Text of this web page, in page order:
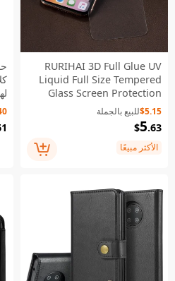
RURIHAI 3D Full Glue UV
Liquid Full Size Tempered
Glass Screen Protection
Film for iPhone (2019) 6.1
inch / XR 6.1 inch (Works
with UV Lamp: 109901251)
$5.15للبيع بالجملة
$5.63
الأكثر مبيعًا